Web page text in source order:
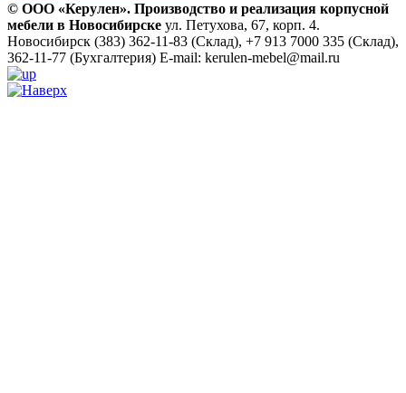
© ООО «Керулен». Производство и реализация корпусной
мебели в Новосибирске ул. Петухова, 67, корп. 4.
Новосибирск (383) 362-11-83 (Склад), +7 913 7000 335 (Склад),
362-11-77 (Бухгалтерия) E-mail: kerulen-mebel@mail.ru